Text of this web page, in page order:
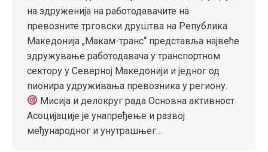
на здруженија на работодавачите на
превозните трговски друштва на Република
Македонија „Макам-транс“ представља највеће
здружување работодавачa у транспортном
сектору у Северној Македонији и једног од
пионира удруживања превозника у региону.
Мисија и делокруг рада Основна активност
Асоцијације је унапређење и развој
међународног и унутрашњег…